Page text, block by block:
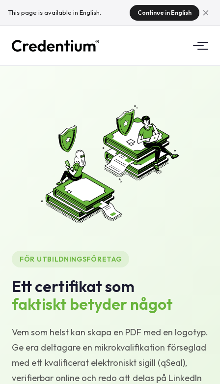
This page is available in English. Continue in English
Varfor Credentium
Om CloudTeam
For utbildningsforetag
For evenemangsforetag
Vad ar mikromeriter?
Regelverk
Standarder och integrationer
Support
FÖR UTBILDNINGSFÖRETAG
Ett certifikat som
faktiskt betyder något
Vem som helst kan skapa en PDF med en logotyp.
Ge era deltagare en mikrokvalifikation förseglad
med ett kvalificerat elektroniskt sigill (qSeal),
verifierbar online och redo att delas på LinkedIn